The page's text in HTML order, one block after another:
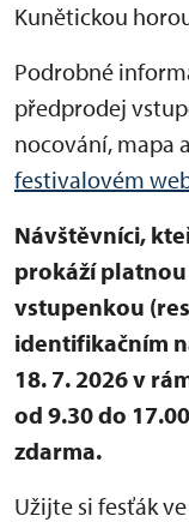
Kunětickou
Podrobné
předprodej
nocování, mapa
festivalovém
Návštěvníci,
prokáží
vstupenkou
identifikačním
18. 7. 2026 v
od 9.30 do
zdarma.
Užijte si fesťák